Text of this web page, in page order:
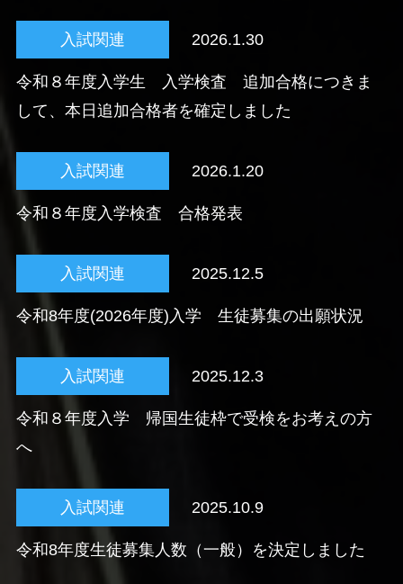
入試関連 2026.1.30
令和８年度入学生 入学検査 追加合格につきま
して、本日追加合格者を確定しました
入試関連 2026.1.20
令和８年度入学検査 合格発表
入試関連 2025.12.5
令和8年度(2026年度)入学 生徒募集の出願状況
入試関連 2025.12.3
令和８年度入学 帰国生徒枠で受検をお考えの方
へ
入試関連 2025.10.9
令和8年度生徒募集人数（一般）を決定しました